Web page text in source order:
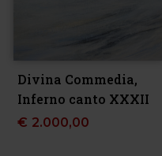
Divina Commedia,
Inferno canto XXXII
€ 2.000,00